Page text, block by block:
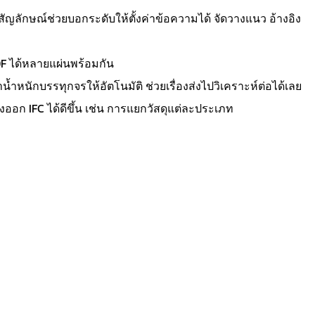
ญลักษณ์ช่วยบอกระดับให้ตั้งค่าข้อความได้ จัดวางแนว อ้างอิง
ได้หลายแผ่นพร้อมกัน
ำหนักบรรทุกจรให้อัตโนมัติ ช่วยเรื่องส่งไปวิเคราะห์ต่อได้เลย
อก IFC ได้ดีขึ้น เช่น การแยกวัสดุแต่ละประเภท